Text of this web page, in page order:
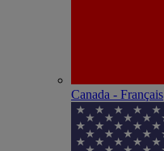
Canada - Français